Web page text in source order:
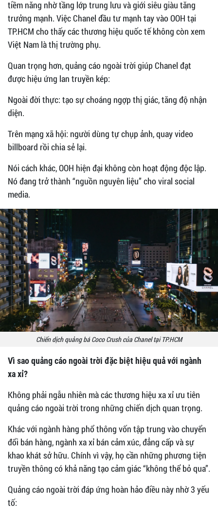
tiềm năng nhờ tầng lớp trung lưu và giới siêu giàu tăng
trưởng mạnh. Việc Chanel đầu tư mạnh tay vào OOH tại
TP.HCM cho thấy các thương hiệu quốc tế không còn xem
Việt Nam là thị trường phụ.
Quan trọng hơn, quảng cáo ngoài trời giúp Chanel đạt
được hiệu ứng lan truyền kép:
Ngoài đời thực: tạo sự choáng ngợp thị giác, tăng độ nhận
diện.
Trên mạng xã hội: người dùng tự chụp ảnh, quay video
billboard rồi chia sẻ lại.
Nói cách khác, OOH hiện đại không còn hoạt động độc lập.
Nó đang trở thành “nguồn nguyên liệu” cho viral social
media.
Chiến dịch quảng bá Coco Crush của Chanel tại TP.HCM
Vì sao quảng cáo ngoài trời đặc biệt hiệu quả với ngành
xa xỉ?
Không phải ngẫu nhiên mà các thương hiệu xa xỉ ưu tiên
quảng cáo ngoài trời trong những chiến dịch quan trọng.
Khác với ngành hàng phổ thông vốn tập trung vào chuyển
đổi bán hàng, ngành xa xỉ bán cảm xúc, đẳng cấp và sự
khao khát sở hữu. Chính vì vậy, họ cần những phương tiện
truyền thông có khả năng tạo cảm giác “không thể bỏ qua”.
Quảng cáo ngoài trời đáp ứng hoàn hảo điều này nhờ 3 yếu
tố: